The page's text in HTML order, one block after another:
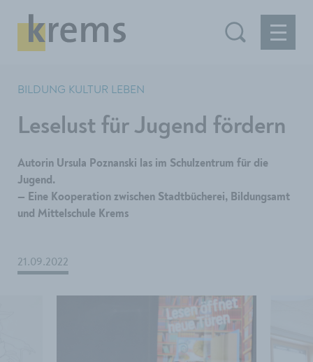
BILDUNG KULTUR LEBEN
Leselust für Jugend fördern
Autorin Ursula Poznanski las im Schulzentrum für die
Jugend.
— Eine Kooperation zwischen Stadtbücherei, Bildungsamt
und Mittelschule Krems
21.09.2022